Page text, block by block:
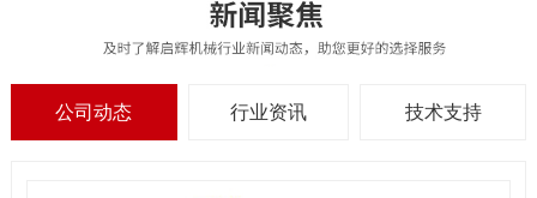
公司动态 行业资讯 技术支持